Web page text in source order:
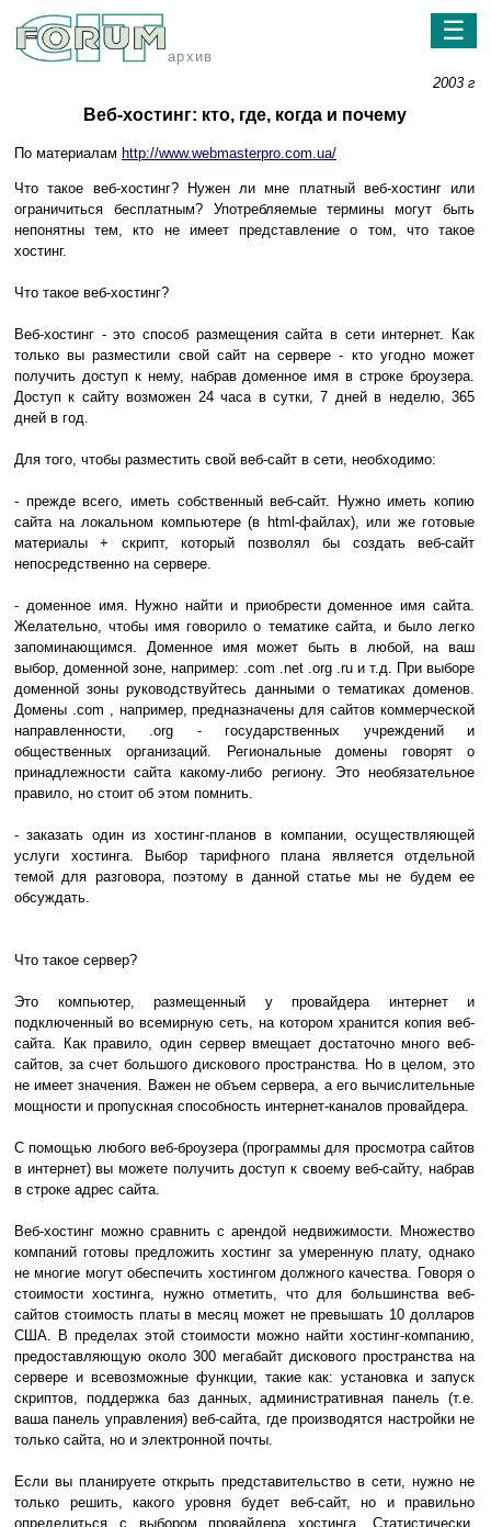
архив
☰
2003 г
Веб-хостинг: кто, где, когда и почему
По материалам http://www.webmasterpro.com.ua/
Что такое веб-хостинг? Нужен ли мне платный веб-хостинг или
ограничиться бесплатным? Употребляемые термины могут быть
непонятны тем, кто не имеет представление о том, что такое
хостинг.
Что такое веб-хостинг?
Веб-хостинг - это способ размещения сайта в сети интернет. Как
только вы разместили свой сайт на сервере - кто угодно может
получить доступ к нему, набрав доменное имя в строке броузера.
Доступ к сайту возможен 24 часа в сутки, 7 дней в неделю, 365
дней в год.
Для того, чтобы разместить свой веб-сайт в сети, необходимо:
- прежде всего, иметь собственный веб-сайт. Нужно иметь копию
сайта на локальном компьютере (в html-файлах), или же готовые
материалы + скрипт, который позволял бы создать веб-сайт
непосредственно на сервере.
- доменное имя. Нужно найти и приобрести доменное имя сайта.
Желательно, чтобы имя говорило о тематике сайта, и было легко
запоминающимся. Доменное имя может быть в любой, на ваш
выбор, доменной зоне, например: .com .net .org .ru и т.д. При выборе
доменной зоны руководствуйтесь данными о тематиках доменов.
Домены .com , например, предназначены для сайтов коммерческой
направленности, .org - государственных учреждений и
общественных организаций. Региональные домены говорят о
принадлежности сайта какому-либо региону. Это необязательное
правило, но стоит об этом помнить.
- заказать один из хостинг-планов в компании, осуществляющей
услуги хостинга. Выбор тарифного плана является отдельной
темой для разговора, поэтому в данной статье мы не будем ее
обсуждать.
Что такое сервер?
Это компьютер, размещенный у провайдера интернет и
подключенный во всемирную сеть, на котором хранится копия веб-
сайта. Как правило, один сервер вмещает достаточно много веб-
сайтов, за счет большого дискового пространства. Но в целом, это
не имеет значения. Важен не объем сервера, а его вычислительные
мощности и пропускная способность интернет-каналов провайдера.
С помощью любого веб-броузера (программы для просмотра сайтов
в интернет) вы можете получить доступ к своему веб-сайту, набрав
в строке адрес сайта.
Веб-хостинг можно сравнить с арендой недвижимости. Множество
компаний готовы предложить хостинг за умеренную плату, однако
не многие могут обеспечить хостингом должного качества. Говоря о
стоимости хостинга, нужно отметить, что для большинства веб-
сайтов стоимость платы в месяц может не превышать 10 долларов
США. В пределах этой стоимости можно найти хостинг-компанию,
предоставляющую около 300 мегабайт дискового пространства на
сервере и всевозможные функции, такие как: установка и запуск
скриптов, поддержка баз данных, административная панель (т.е.
ваша панель управления) веб-сайта, где производятся настройки не
только сайта, но и электронной почты.
Если вы планируете открыть представительство в сети, нужно не
только решить, какого уровня будет веб-сайт, но и правильно
определиться с выбором провайдера хостинга. Статистически,